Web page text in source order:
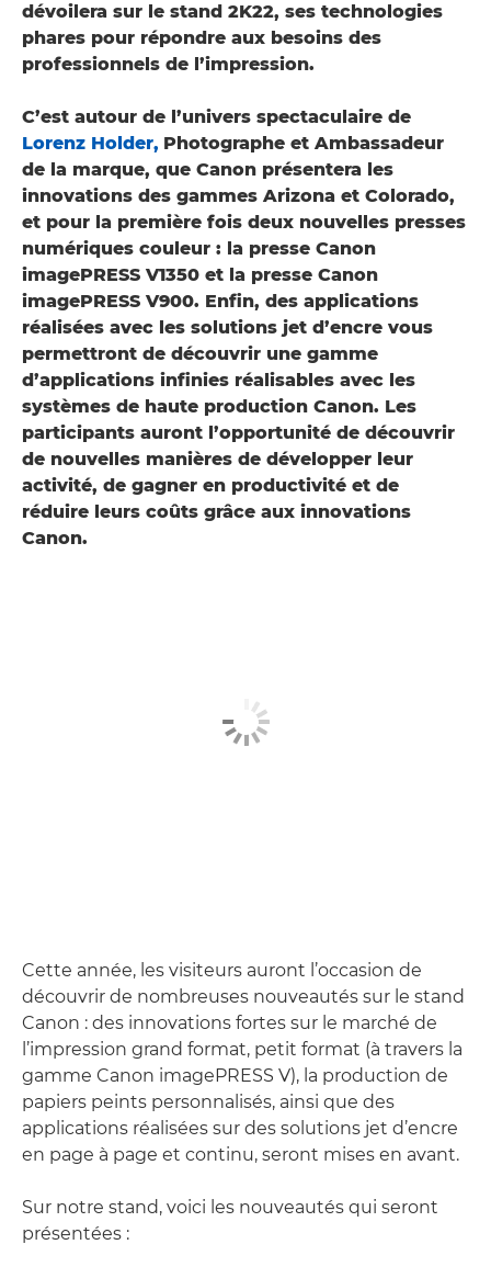
dévoilera sur le stand 2K22, ses technologies
phares pour répondre aux besoins des
professionnels de l’impression.
C’est autour de l’univers spectaculaire de
Lorenz Holder, Photographe et Ambassadeur
de la marque, que Canon présentera les
innovations des gammes Arizona et Colorado,
et pour la première fois deux nouvelles presses
numériques couleur : la presse Canon
imagePRESS V1350 et la presse Canon
imagePRESS V900. Enfin, des applications
réalisées avec les solutions jet d’encre vous
permettront de découvrir une gamme
d’applications infinies réalisables avec les
systèmes de haute production Canon. Les
participants auront l’opportunité de découvrir
de nouvelles manières de développer leur
activité, de gagner en productivité et de
réduire leurs coûts grâce aux innovations
Canon.
Cette année, les visiteurs auront l’occasion de
découvrir de nombreuses nouveautés sur le stand
Canon : des innovations fortes sur le marché de
l’impression grand format, petit format (à travers la
gamme Canon imagePRESS V), la production de
papiers peints personnalisés, ainsi que des
applications réalisées sur des solutions jet d’encre
en page à page et continu, seront mises en avant.
Sur notre stand, voici les nouveautés qui seront
présentées :